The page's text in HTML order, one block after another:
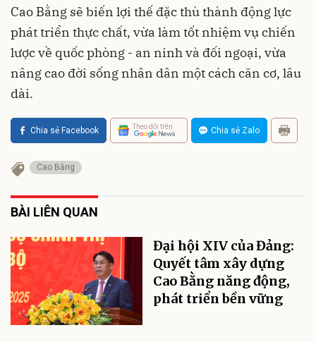
Cao Bằng sẽ biến lợi thế đặc thù thành động lực
phát triển thực chất, vừa làm tốt nhiệm vụ chiến
lược về quốc phòng - an ninh và đối ngoại, vừa
nâng cao đời sống nhân dân một cách căn cơ, lâu
dài.
Chia sẻ Facebook Theo dõi trên Chia sẻ Zalo
Cao Bằng
BÀI LIÊN QUAN
Đại hội XIV của Đảng:
Quyết tâm xây dựng
Cao Bằng năng động,
phát triển bền vững